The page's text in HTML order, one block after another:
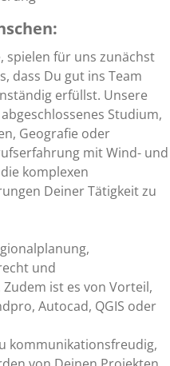
spielen für uns zunächst
dass Du gut ins Team
erfüllst. Unsere
Studium,
Geografie oder
mit Wind- und
komplexen
Deiner Tätigkeit zu
und
ist es von Vorteil,
Autocad, QGIS oder
kommunikationsfreudig,